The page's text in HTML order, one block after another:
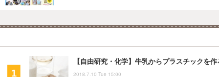
【自由研究・化学】牛乳からプラスチックを
2018.7.10 Tue 15:00